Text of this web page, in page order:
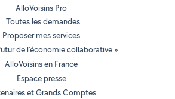
AlloVoisins Pro
Toutes les demandes
Proposer mes services
de l'économie collaborative »
AlloVoisins en France
Espace presse
et Grands Comptes